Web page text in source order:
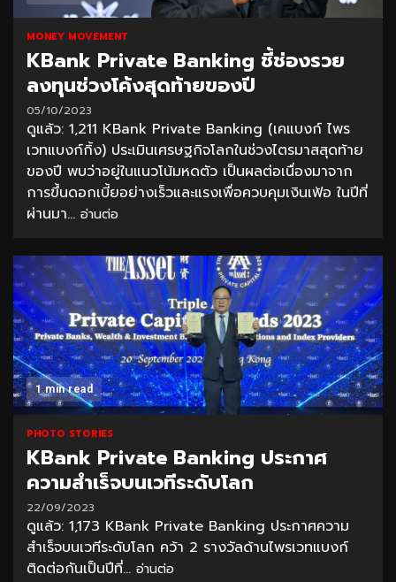
MONEY MOVEMENT
KBank Private Banking ชี้ช่องรวย
ลงทุนช่วงโค้งสุดท้ายของปี
05/10/2023
ดูแล้ว: 1,211 KBank Private Banking (เคแบงก์ ไพร
เวทแบงก์กิ้ง) ประเมินเศรษฐกิจโลกในช่วงไตรมาสสุดท้าย
ของปี พบว่าอยู่ในแนวโน้มหดตัว เป็นผลต่อเนื่องมาจาก
การขึ้นดอกเบี้ยอย่างเร็วและแรงเพื่อควบคุมเงินเฟ้อ ในปีที่
ผ่านมา... อ่านต่อ
1 min read
PHOTO STORIES
KBank Private Banking ประกาศ
ความสำเร็จบนเวทีระดับโลก
22/09/2023
ดูแล้ว: 1,173 KBank Private Banking ประกาศความ
สำเร็จบนเวทีระดับโลก คว้า 2 รางวัลด้านไพรเวทแบงก์
ติดต่อกันเป็นปีที่... อ่านต่อ